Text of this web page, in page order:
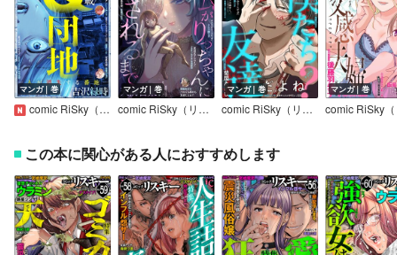
マンガ｜巻
comic RiSky（リスキー） Vol.89
マンガ｜巻
comic RiSky（リスキー） Vol.88
マンガ｜巻
comic RiSky（リスキー） Vol.87
マンガ｜巻
この本に関心がある人におすすめします